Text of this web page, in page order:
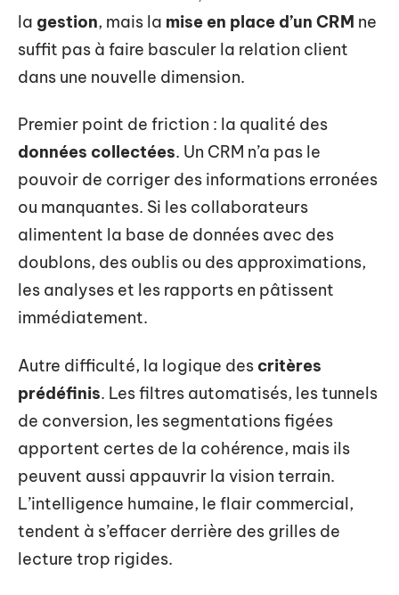
la gestion, mais la mise en place d’un CRM ne
suffit pas à faire basculer la relation client
dans une nouvelle dimension.
Premier point de friction : la qualité des
données collectées. Un CRM n’a pas le
pouvoir de corriger des informations erronées
ou manquantes. Si les collaborateurs
alimentent la base de données avec des
doublons, des oublis ou des approximations,
les analyses et les rapports en pâtissent
immédiatement.
Autre difficulté, la logique des critères
prédéfinis. Les filtres automatisés, les tunnels
de conversion, les segmentations figées
apportent certes de la cohérence, mais ils
peuvent aussi appauvrir la vision terrain.
L’intelligence humaine, le flair commercial,
tendent à s’effacer derrière des grilles de
lecture trop rigides.